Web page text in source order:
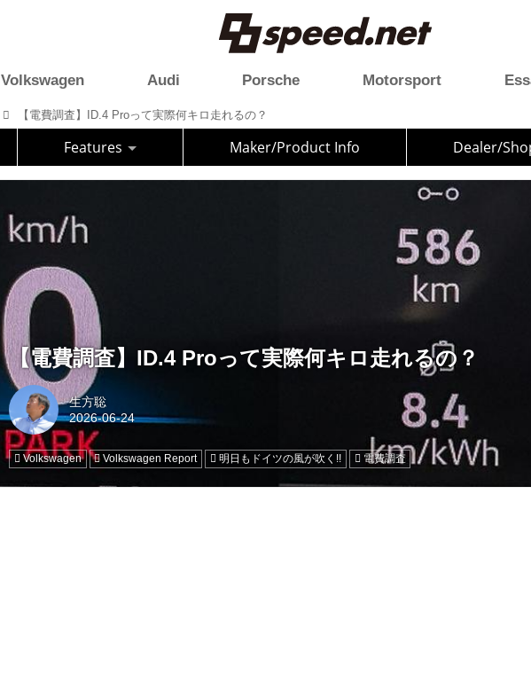
Volkswagen Audi Porsche Motorsport
【電費調査】ID.4 Proって実際何キロ走れるの？
Features Maker/Product Info Dealer/
【電費調査】ID.4 Proって実際何キロ走れるの？
生方聡
Volkswagen Volkswagen Report 明日もドイツの風が吹く!! 電費調査